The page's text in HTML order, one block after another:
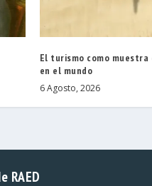
El turismo como muestra
en el mundo
6 Agosto, 2026
RAED